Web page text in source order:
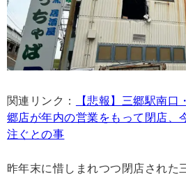
関連リンク：
【悲報】三郷駅南
郷店が年内の営業をもって閉店、
注ぐとの事
昨年末に惜しまれつつ閉店された